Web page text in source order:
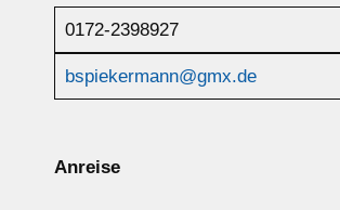
0172-2398927
bspiekermann@gmx.de
Anreise